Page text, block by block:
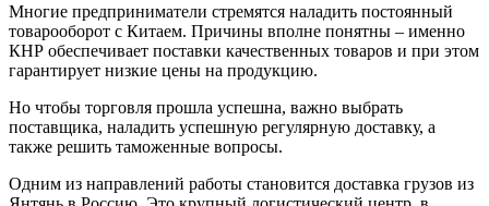
Многие предприниматели стремятся наладить постоянный
товарооборот с Китаем. Причины вполне понятны – именно
КНР обеспечивает поставки качественных товаров и при этом
гарантирует низкие цены на продукцию.
Но чтобы торговля прошла успешна, важно выбрать
поставщика, наладить успешную регулярную доставку, а
также решить таможенные вопросы.
Одним из направлений работы становится доставка грузов из